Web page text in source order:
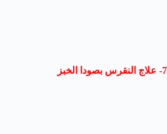
7- علاج النقرس بصودا الخبز